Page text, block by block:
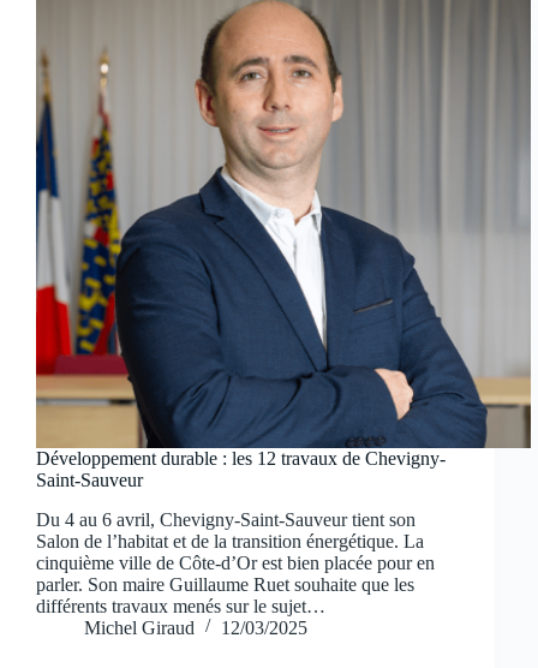
Développement durable : les 12 travaux de Chevigny-
Saint-Sauveur
Du 4 au 6 avril, Chevigny-Saint-Sauveur tient son
Salon de l’habitat et de la transition énergétique. La
cinquième ville de Côte-d’Or est bien placée pour en
parler. Son maire Guillaume Ruet souhaite que les
différents travaux menés sur le sujet…
Michel Giraud
12/03/2025